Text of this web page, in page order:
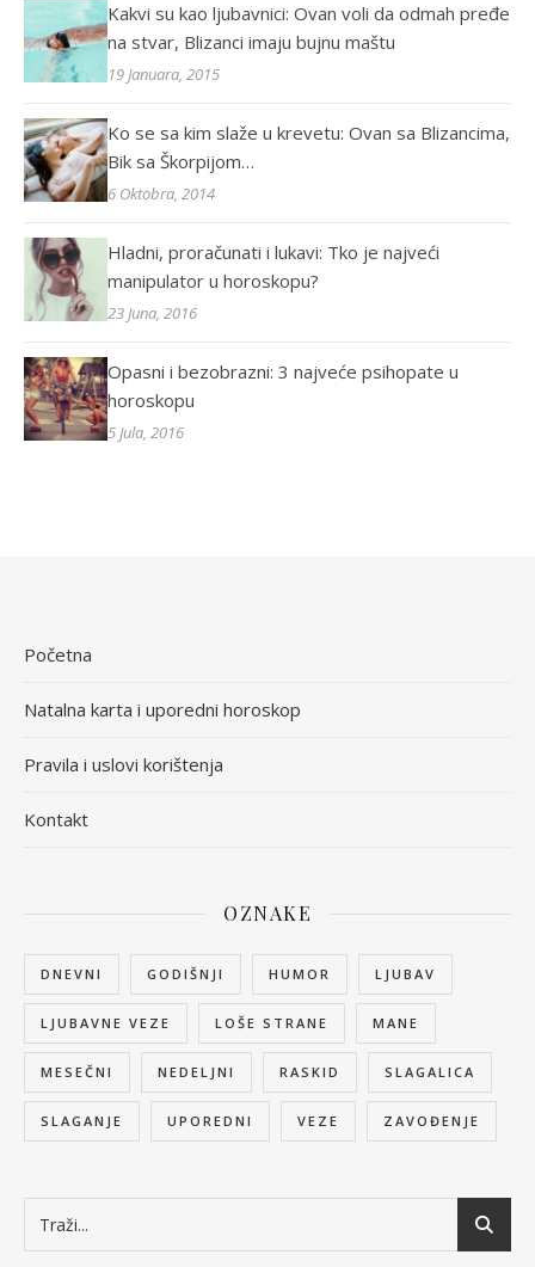
Kakvi su kao ljubavnici: Ovan voli da odmah pređe
na stvar, Blizanci imaju bujnu maštu
19 Januara, 2015
Ko se sa kim slaže u krevetu: Ovan sa Blizancima,
Bik sa Škorpijom…
6 Oktobra, 2014
Hladni, proračunati i lukavi: Tko je najveći
manipulator u horoskopu?
23 Juna, 2016
Opasni i bezobrazni: 3 najveće psihopate u
horoskopu
5 Jula, 2016
Početna
Natalna karta i uporedni horoskop
Pravila i uslovi korištenja
Kontakt
OZNAKE
DNEVNI GODIŠNJI HUMOR LJUBAV
LJUBAVNE VEZE LOŠE STRANE MANE
MESEČNI NEDELJNI RASKID SLAGALICA
SLAGANJE UPOREDNI VEZE ZAVOĐENJE